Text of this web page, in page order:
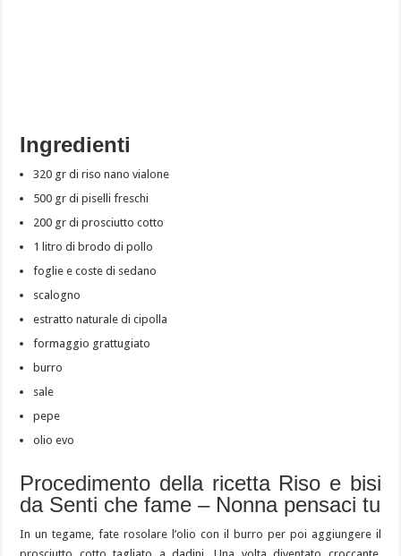
Ingredienti
320 gr di riso nano vialone
500 gr di piselli freschi
200 gr di prosciutto cotto
1 litro di brodo di pollo
foglie e coste di sedano
scalogno
estratto naturale di cipolla
formaggio grattugiato
burro
sale
pepe
olio evo
Procedimento della ricetta Riso e bisi
da Senti che fame – Nonna pensaci tu
In un tegame, fate rosolare l’olio con il burro per poi aggiungere il